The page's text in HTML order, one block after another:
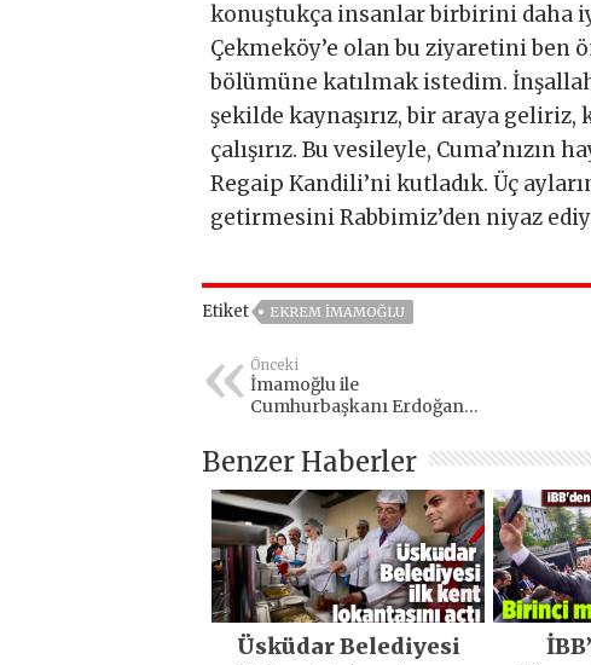
konuştukça insanlar birbirini daha
Çekmeköy’e olan bu ziyaretini ben
bölümüne katılmak istedim.
şekilde kaynaşırız, bir araya
çalışırız. Bu vesileyle,
Regaip Kandili’ni kutladık. Üç
getirmesini Rabbimiz’den niyaz
Etiket EKREM İMAMOĞLU
Önceki
İmamoğlu ile
Cumhurbaşkanı Erdoğan
Benzer Haberler
Üsküdar Belediyesi